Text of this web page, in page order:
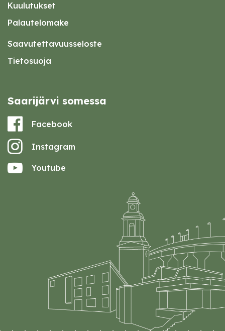
Kuulutukset
Palautelomake
Saavutettavuusseloste
Tietosuoja
Saarijärvi somessa
Facebook
Instagram
Youtube